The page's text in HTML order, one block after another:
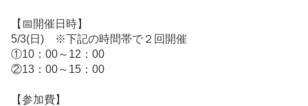
【📅開催日時】
5/3(日) ※下記の時間帯で２回開催
①10：00～12：00
②13：00～15：00
【参加費】